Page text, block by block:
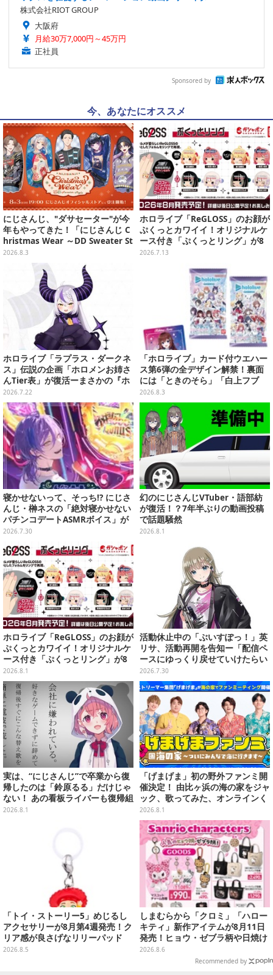
株式会社RIOT GROUP
大阪府
月給30万7,000円～45万円
正社員
Sponsored by
今、あなたにオススメ
にじさんじ、"ダサセーター"が今
年もやってきた！「にじさんじ C
hristmas Wear ～DD Sweater St
yle～」グッズが受注販売へ―狂
蘭メロコも「何からツッコめばい
い」と困惑
2026.8.3
ホロライブ「ReGLOSS」のお顔が
ぷくっとカワイイ！オリジナルケ
ース付き「ぷくっとリング」が8
月発売決定
2026.7.13
ホロライブ「ラプラス・ダークネ
ス」伝説の企画「ホロメンお姉さ
んTier表」が復活ーまさかの『ホ
ロドリ』運営から依頼、ライン超
えした場合は“強制終了”の可能性
も
2026.7.22
「ホロライブ」カード付ウエハー
ス第6弾の全デザイン解禁！裏面
には「ときのそら」「白上フブ
キ」ら30名の手書きメッセージ入
り
2026.8.3
寝かせないって、そっち!? にじさ
んじ・榊ネスの「絶対寝かせない
パチンコデートASMRボイス」が
激熱
2026.7.30
幻のにじさんじVTuber・語部紡
が復活！？7年半ぶりの動画投稿
で話題騒然
2026.8.1
ホロライブ「ReGLOSS」のお顔が
ぷくっとカワイイ！オリジナルケ
ース付き「ぷくっとリング」が8
月発売
2026.8.1
活動休止中の「ぶいすぽっ！」英
リサ、活動再開を告知ー「配信ペ
ースにゆっくり戻せていけたらい
いな」と意気込み
2026.7.30
実は、“にじさんじ”で卒業から復
帰したのは「鈴原るる」だけじゃ
ない！ あの看板ライバーも復帰組
って知ってた？【特集】
2026.8.1
「げまげま」初の野外ファンミ開
催決定！ 由比ヶ浜の海の家をジャ
ック、歌ってみた、オンラインく
じも―夏の4大企画を一挙発表
2026.8.1
「トイ・ストーリー5」めじるし
アクセサリーが8月第4週発売！ク
リア感が良さげなリリーパッド
や、ジェシーなど全5種ラインナ
2026.8.5
しまむらから「クロミ」「ハロー
キティ」新作アイテムが8月11日
発売！ヒョウ・ゼブラ柄や日焼け
デザインの可愛い雑貨・アパレル
2026.8.6
Recommended by